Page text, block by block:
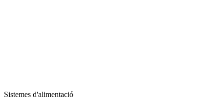
Sistemes d'alimentació